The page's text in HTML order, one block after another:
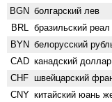
BGN болгарский лев
BRL бразильский реал
BYN белорусский
CAD канадский доллар
CHF швейцарский
CNY китайский юань